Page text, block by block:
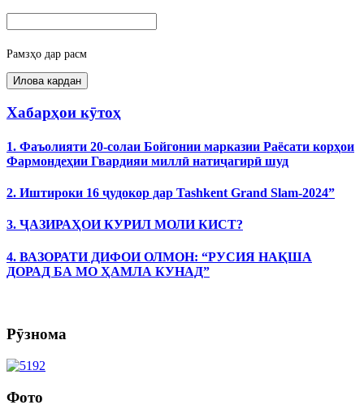
Рамзҳо дар расм
Хабарҳои кӯтоҳ
1. Фаъолияти 20-солаи Бойгонии марказии Раёсати корҳои
Фармондеҳии Гвардияи миллӣ натиҷагирӣ шуд
2. Иштироки 16 ҷудокор дар Tashkent Grand Slam-2024”
3. ҶАЗИРАҲОИ КУРИЛ МОЛИ КИСТ?
4. ВАЗОРАТИ ДИФОИ ОЛМОН: “РУСИЯ НАҚША
ДОРАД БА МО ҲАМЛА КУНАД”
Рӯзнома
Фото